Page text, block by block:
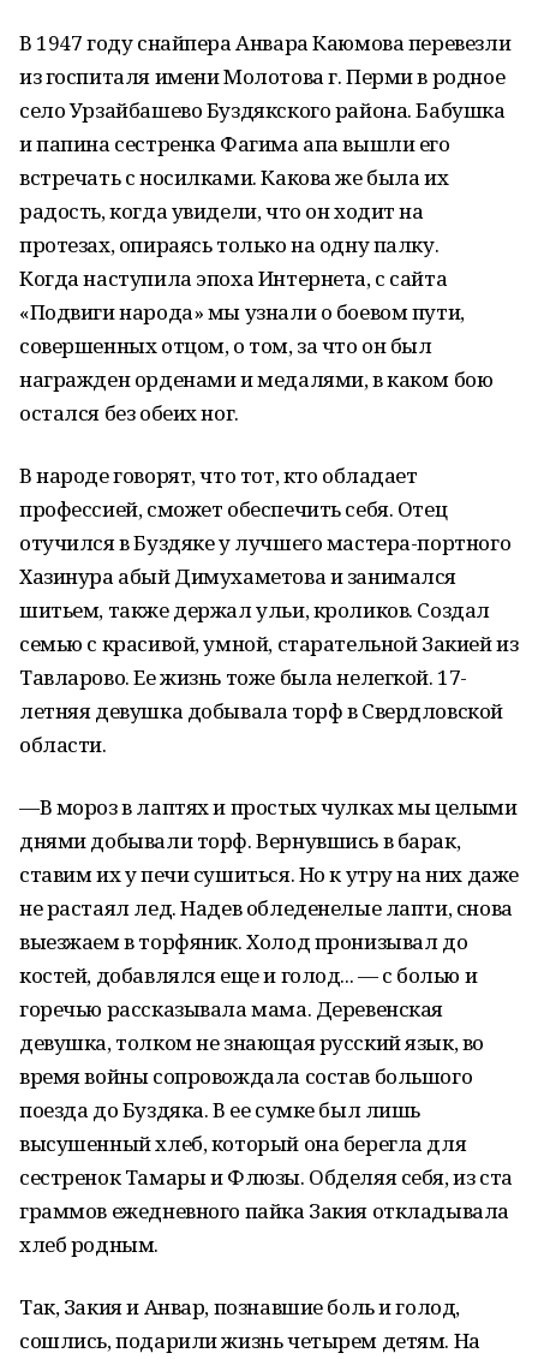
В 1947 году снайпера Анвара Каюмова перевезли
из госпиталя имени Молотова г. Перми в родное
село Урзайбашево Буздякского района. Бабушка
и папина сестренка Фагима апа вышли его
встречать с носилками. Какова же была их
радость, когда увидели, что он ходит на
протезах, опираясь только на одну палку.
Когда наступила эпоха Интернета, с сайта
«Подвиги народа» мы узнали о боевом пути,
совершенных отцом, о том, за что он был
награжден орденами и медалями, в каком бою
остался без обеих ног.
В народе говорят, что тот, кто обладает
профессией, сможет обеспечить себя. Отец
отучился в Буздяке у лучшего мастера-портного
Хазинура абый Димухаметова и занимался
шитьем, также держал ульи, кроликов. Создал
семью с красивой, умной, старательной Закией из
Тавларово. Ее жизнь тоже была нелегкой. 17-
летняя девушка добывала торф в Свердловской
области.
—В мороз в лаптях и простых чулках мы целыми
днями добывали торф. Вернувшись в барак,
ставим их у печи сушиться. Но к утру на них даже
не растаял лед. Надев обледенелые лапти, снова
выезжаем в торфяник. Холод пронизывал до
костей, добавлялся еще и голод... — с болью и
горечью рассказывала мама. Деревенская
девушка, толком не знающая русский язык, во
время войны сопровождала состав большого
поезда до Буздяка. В ее сумке был лишь
высушенный хлеб, который она берегла для
сестренок Тамары и Флюзы. Обделяя себя, из ста
граммов ежедневного пайка Закия откладывала
хлеб родным.
Так, Закия и Анвар, познавшие боль и голод,
сошлись, подарили жизнь четырем детям. На